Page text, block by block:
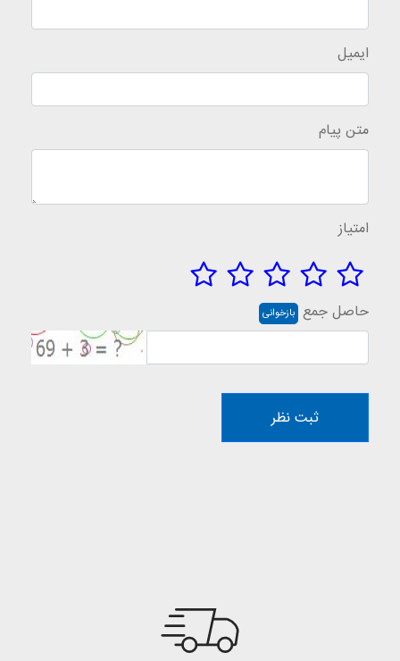
ایمیل
متن پیام
امتیاز
حاصل جمع بازخوانی
ثبت نظر